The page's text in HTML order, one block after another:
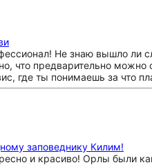
Не знаю вышло ли
что предварительно можно
где ты понимаешь за что
заповеднику Килим!
и красиво! Орлы были